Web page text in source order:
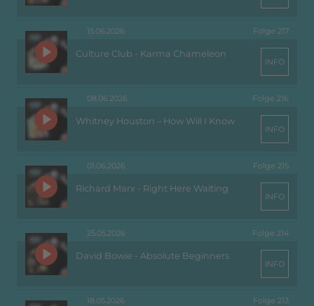
15.06.2026 Folge 217
Culture Club - Karma Chameleon
INFO
08.06.2026 Folge 216
Whitney Houston – How Will I Know
INFO
01.06.2026 Folge 215
Richard Marx - Right Here Waiting
INFO
25.05.2026 Folge 214
David Bowie - Absolute Beginners
INFO
18.05.2026 Folge 213